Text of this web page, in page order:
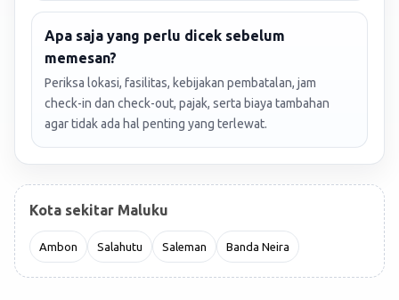
Apa saja yang perlu dicek sebelum
memesan?
Periksa lokasi, fasilitas, kebijakan pembatalan, jam
check-in dan check-out, pajak, serta biaya tambahan
agar tidak ada hal penting yang terlewat.
Kota sekitar Maluku
Ambon Salahutu Saleman Banda Neira